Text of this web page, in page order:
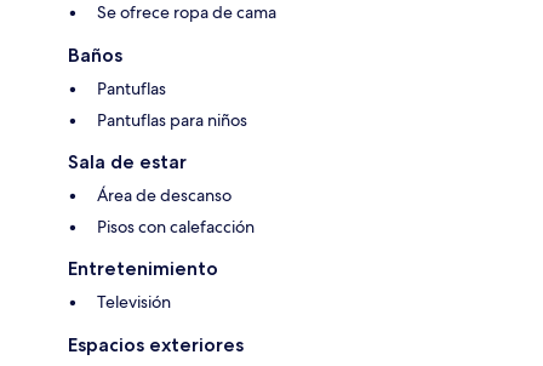
Se ofrece ropa de cama
Baños
Pantuflas
Pantuflas para niños
Sala de estar
Área de descanso
Pisos con calefacción
Entretenimiento
Televisión
Espacios exteriores